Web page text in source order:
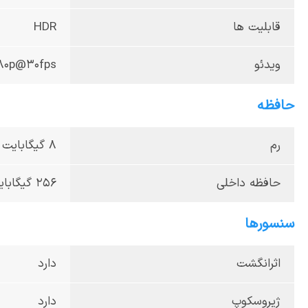
قابلیت ها HDR
ویدئو
حافظه
رم 8 گیگا‌بایت
حافظه داخلی 256 گیگا‌بایت
سنسورها
اثرانگشت دارد
ژیروسکوپ دارد